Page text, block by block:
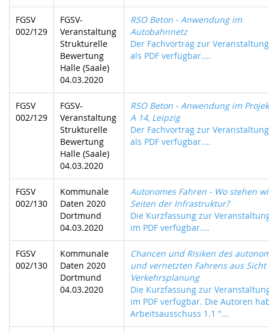
FGSV
002/129
FGSV-
Veranstaltung
Strukturelle
Bewertung
Halle (Saale)
04.03.2020
RSO Beton - Anwendung im
Autobahnnetz
Der Fachvortrag zur
als PDF verfügbar....
FGSV
002/129
FGSV-
Veranstaltung
Strukturelle
Bewertung
Halle (Saale)
04.03.2020
RSO Beton - Anwendung im
A 14, Leipzig
Der Fachvortrag zur
als PDF verfügbar....
FGSV
002/130
Kommunale
Daten 2020
Dortmund
04.03.2020
Autonomes Fahren - Wo stehen
Seiten der Infrastruktur?
Die Kurzfassung zur
im PDF verfügbar....
FGSV
002/130
Kommunale
Daten 2020
Dortmund
04.03.2020
Chancen und Risiken des
und vernetzten Fahrens aus Sicht
Verkehrsplanung
Die Kurzfassung zur
im PDF verfügbar. Die Autoren
Arbeitsausschuss 1.1 "...